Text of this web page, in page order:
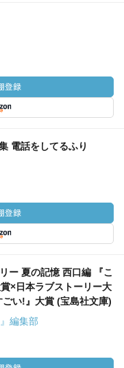
電話をしてるふり
ー 夏の記憶 西口編 『こ
×日本ラブストーリー大
い!』大賞 (宝島社文庫)
編集部